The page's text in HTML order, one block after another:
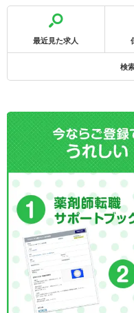
最近見た求人
検